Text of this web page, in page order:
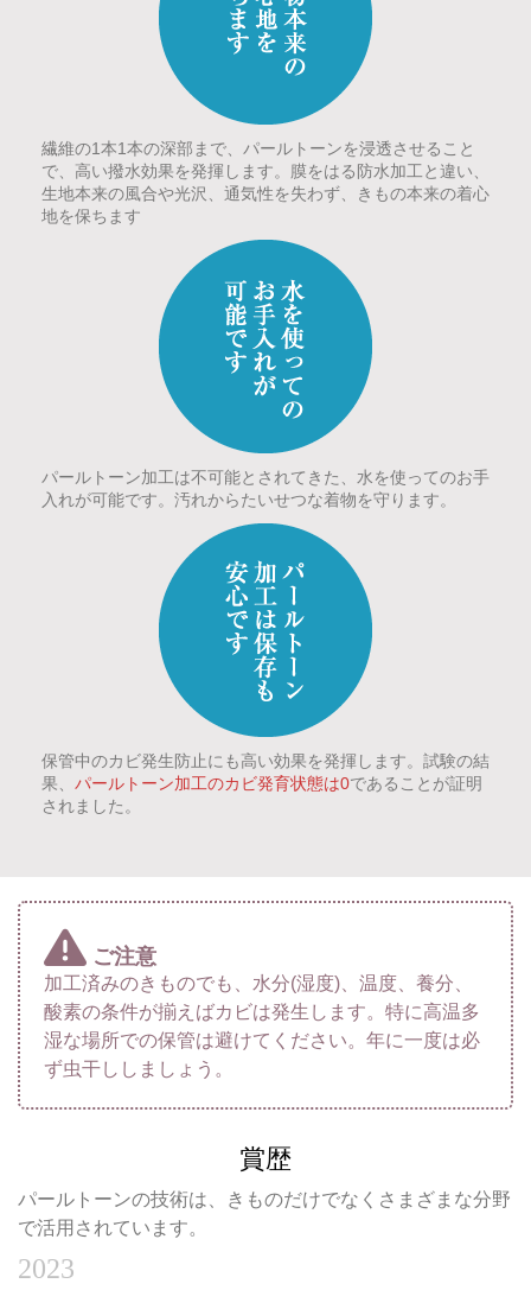
繊維の1本1本の深部まで、パールトーンを浸透させること
で、高い撥水効果を発揮します。膜をはる防水加工と違い、
生地本来の風合や光沢、通気性を失わず、きもの本来の着心
地を保ちます
パールトーン加工は不可能とされてきた、水を使ってのお手
入れが可能です。汚れからたいせつな着物を守ります。
保管中のカビ発生防止にも高い効果を発揮します。試験の結
果、 パールトーン加工のカビ発育状態は0であることが証明
されました。
ご注意
加工済みのきものでも、水分(湿度)、温度、養分、
酸素の条件が揃えばカビは発生します。特に高温多
湿な場所での保管は避けてください。年に一度は必
ず虫干ししましょう。
賞歴
パールトーンの技術は、きものだけでなくさまざまな分野
で活用されています。
2023